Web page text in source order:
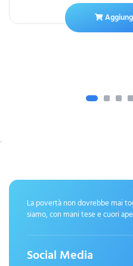
La povertà non dovrebbe mai
siamo, con mani tese e cuori
Social Media